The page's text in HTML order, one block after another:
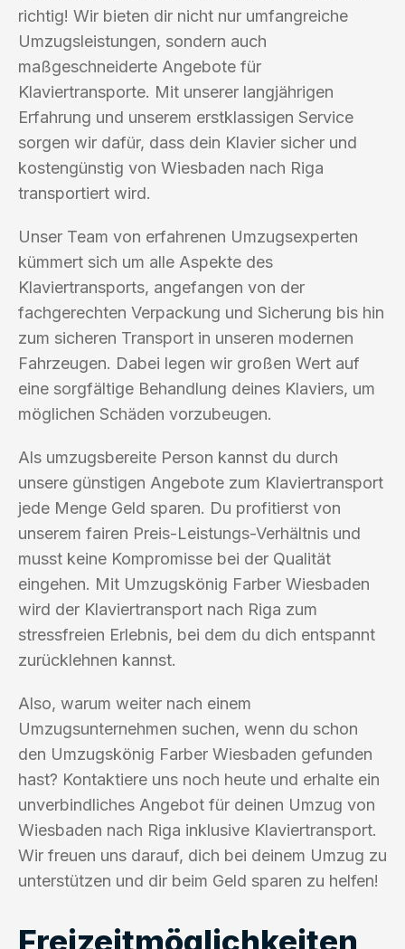
richtig! Wir bieten dir nicht nur umfangreiche
Umzugsleistungen, sondern auch
maßgeschneiderte Angebote für
Klaviertransporte. Mit unserer langjährigen
Erfahrung und unserem erstklassigen Service
sorgen wir dafür, dass dein Klavier sicher und
kostengünstig von Wiesbaden nach Riga
transportiert wird.
Unser Team von erfahrenen Umzugsexperten
kümmert sich um alle Aspekte des
Klaviertransports, angefangen von der
fachgerechten Verpackung und Sicherung bis hin
zum sicheren Transport in unseren modernen
Fahrzeugen. Dabei legen wir großen Wert auf
eine sorgfältige Behandlung deines Klaviers, um
möglichen Schäden vorzubeugen.
Als umzugsbereite Person kannst du durch
unsere günstigen Angebote zum Klaviertransport
jede Menge Geld sparen. Du profitierst von
unserem fairen Preis-Leistungs-Verhältnis und
musst keine Kompromisse bei der Qualität
eingehen. Mit Umzugskönig Farber Wiesbaden
wird der Klaviertransport nach Riga zum
stressfreien Erlebnis, bei dem du dich entspannt
zurücklehnen kannst.
Also, warum weiter nach einem
Umzugsunternehmen suchen, wenn du schon
den Umzugskönig Farber Wiesbaden gefunden
hast? Kontaktiere uns noch heute und erhalte ein
unverbindliches Angebot für deinen Umzug von
Wiesbaden nach Riga inklusive Klaviertransport.
Wir freuen uns darauf, dich bei deinem Umzug zu
unterstützen und dir beim Geld sparen zu helfen!
Freizeitmöglichkeiten